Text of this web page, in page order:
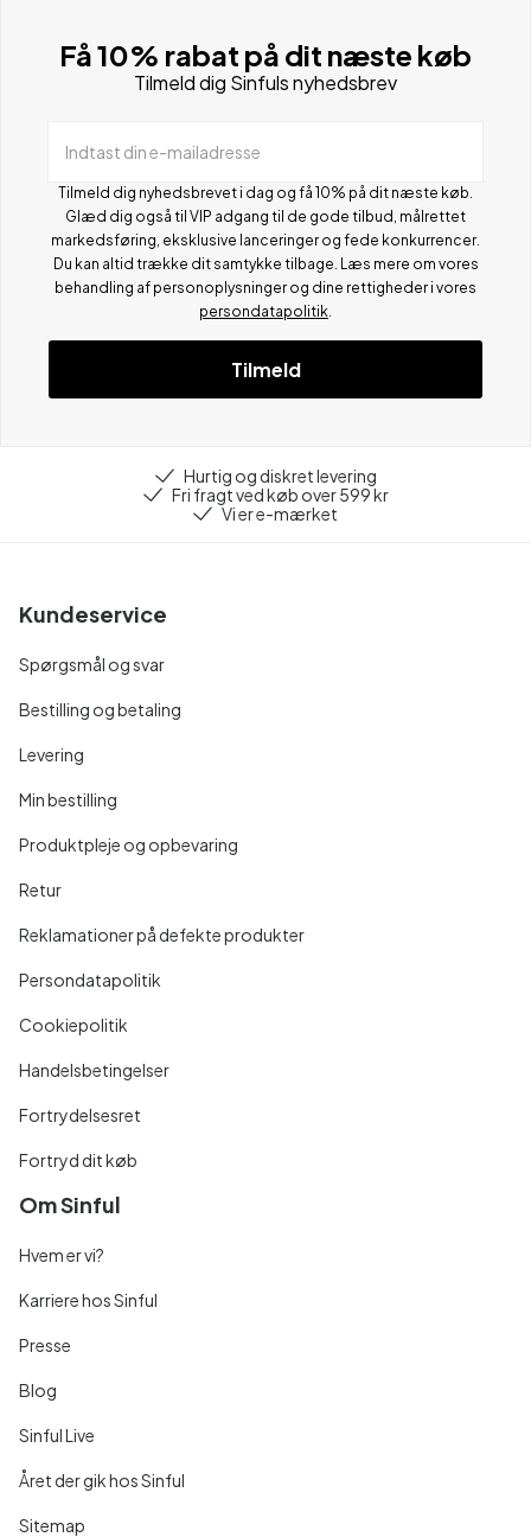
Få 10% rabat på dit næste køb
Tilmeld dig Sinfuls nyhedsbrev
Indtast din e-mailadresse
Tilmeld dig nyhedsbrevet i dag og få 10% på dit næste køb.
Glæd dig også til VIP adgang til de gode tilbud, målrettet
markedsføring, eksklusive lanceringer og fede konkurrencer.
Du kan altid trække dit samtykke tilbage. Læs mere om vores
behandling af personoplysninger og dine rettigheder i vores
persondatapolitik
Tilmeld
Hurtig og diskret levering
Fri fragt ved køb over 599 kr
Vi er e-mærket
Kundeservice
Spørgsmål og svar
Bestilling og betaling
Levering
Min bestilling
Produktpleje og opbevaring
Retur
Reklamationer på defekte produkter
Persondatapolitik
Cookiepolitik
Handelsbetingelser
Fortrydelsesret
Fortryd dit køb
Om Sinful
Hvem er vi?
Karriere hos Sinful
Presse
Blog
Sinful Live
Året der gik hos Sinful
Sitemap